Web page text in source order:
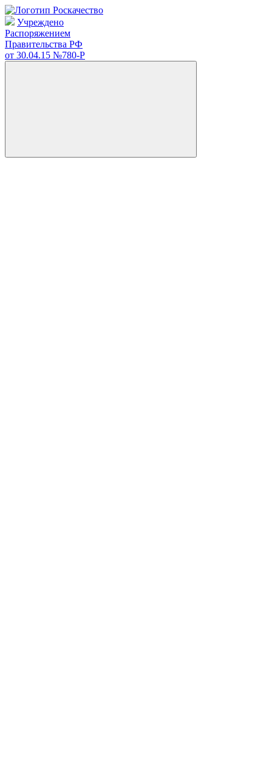
Учреждено
Распоряжением
Правительства РФ
от 30.04.15 №780-Р